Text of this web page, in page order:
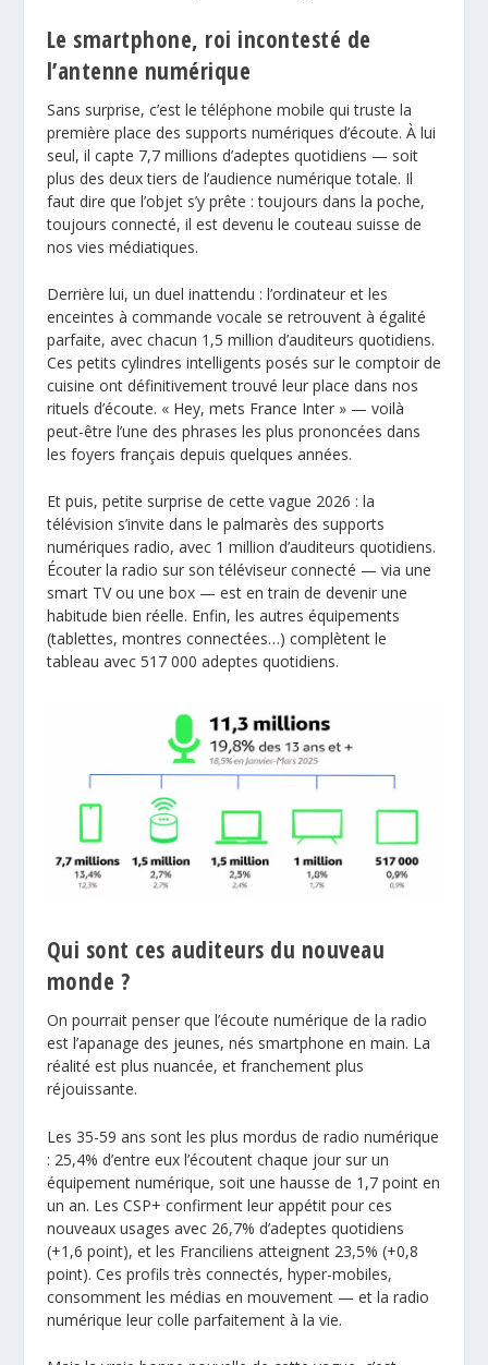
Le smartphone, roi incontesté de
l’antenne numérique
Sans surprise, c’est le téléphone mobile qui truste la
première place des supports numériques d’écoute. À lui
seul, il capte 7,7 millions d’adeptes quotidiens — soit
plus des deux tiers de l’audience numérique totale. Il
faut dire que l’objet s’y prête : toujours dans la poche,
toujours connecté, il est devenu le couteau suisse de
nos vies médiatiques.
Derrière lui, un duel inattendu : l’ordinateur et les
enceintes à commande vocale se retrouvent à égalité
parfaite, avec chacun 1,5 million d’auditeurs quotidiens.
Ces petits cylindres intelligents posés sur le comptoir de
cuisine ont définitivement trouvé leur place dans nos
rituels d’écoute. « Hey, mets France Inter » — voilà
peut-être l’une des phrases les plus prononcées dans
les foyers français depuis quelques années.
Et puis, petite surprise de cette vague 2026 : la
télévision s’invite dans le palmarès des supports
numériques radio, avec 1 million d’auditeurs quotidiens.
Écouter la radio sur son téléviseur connecté — via une
smart TV ou une box — est en train de devenir une
habitude bien réelle. Enfin, les autres équipements
(tablettes, montres connectées…) complètent le
tableau avec 517 000 adeptes quotidiens.
Qui sont ces auditeurs du nouveau
monde ?
On pourrait penser que l’écoute numérique de la radio
est l’apanage des jeunes, nés smartphone en main. La
réalité est plus nuancée, et franchement plus
réjouissante.
Les 35-59 ans sont les plus mordus de radio numérique
: 25,4% d’entre eux l’écoutent chaque jour sur un
équipement numérique, soit une hausse de 1,7 point en
un an. Les CSP+ confirment leur appétit pour ces
nouveaux usages avec 26,7% d’adeptes quotidiens
(+1,6 point), et les Franciliens atteignent 23,5% (+0,8
point). Ces profils très connectés, hyper-mobiles,
consomment les médias en mouvement — et la radio
numérique leur colle parfaitement à la vie.